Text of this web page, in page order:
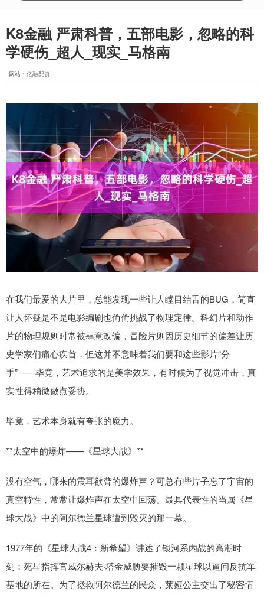
K8金融 严肃科普，五部电影，忽略的科
学硬伤_超人_现实_马格南
网站：亿融配资
在我们最爱的大片里，总能发现一些让人瞠目结舌的BUG，简直
让人怀疑是不是电影编剧也偷偷挑战了物理定律。科幻片和动作
片的物理规则时常被肆意改编，冒险片则因历史细节的偏差让历
史学家们痛心疾首，但这并不意味着我们要和这些影片“分
手”——毕竟，艺术追求的是美学效果，有时候为了视觉冲击，真
实性得稍微做点妥协。
毕竟，艺术本身就有夸张的魔力。
**太空中的爆炸——《星球大战》**
没有空气，哪来的震耳欲聋的爆炸声？可总有些片子忘了宇宙的
真空特性，常常让爆炸声在太空中回荡。最具代表性的当属《星
球大战》中的阿尔德兰星球遭到毁灭的那一幕。
1977年的《星球大战4：新希望》讲述了银河系内战的高潮时
刻：死星指挥官威尔赫夫·塔金威胁要摧毁一颗星球以逼问反抗军
基地的所在。为了拯救阿尔德兰的民众，莱娅公主交出了秘密情